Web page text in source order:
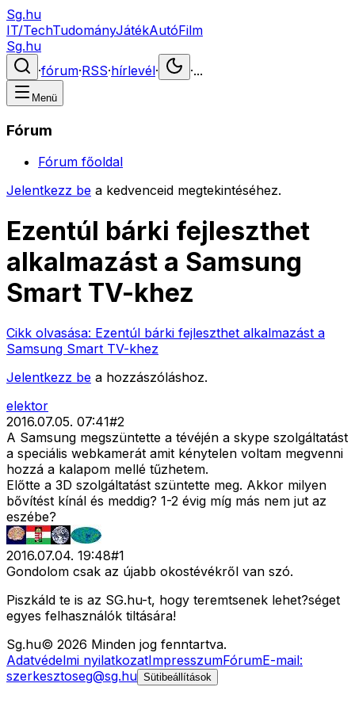
Sg.hu
IT/TechTudományJátékAutóFilm
Sg.hu
·fórum·RSS·hírlevél· ·...
Menü
Fórum
Fórum főoldal
Jelentkezz be a kedvenceid megtekintéséhez.
Ezentúl bárki fejleszthet
alkalmazást a Samsung
Smart TV-khez
Cikk olvasása: Ezentúl bárki fejleszthet alkalmazást a
Samsung Smart TV-khez
Jelentkezz be a hozzászóláshoz.
elektor
2016.07.05. 07:41#2
A Samsung megszüntette a tévéjén a skype szolgáltatást
a speciális webkamerát amit kénytelen voltam megvenni
hozzá a kalapom mellé tűzhetem.
Előtte a 3D szolgáltatást szüntette meg. Akkor milyen
bővítést kínál és meddig? 1-2 évig míg más nem jut az
eszébe?
2016.07.04. 19:48#1
Gondolom csak az újabb okostévékről van szó.
Piszkáld te is az SG.hu-t, hogy teremtsenek lehet?séget
egyes felhasználók tiltására!
Sg.hu© 2026 Minden jog fenntartva.
Adatvédelmi nyilatkozatImpresszumFórumE-mail:
szerkesztoseg@sg.hu Sütibeállítások